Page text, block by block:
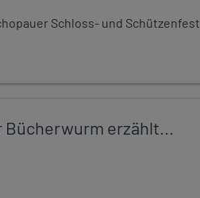
Schloss- und Schützenfest
Bücherwurm erzählt...